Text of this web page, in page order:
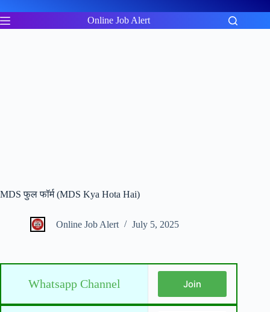
to
content
Online Job Alert
MDS फुल फॉर्म (MDS Kya Hota Hai)
Online Job Alert July 5, 2025
Whatsapp Channel Join